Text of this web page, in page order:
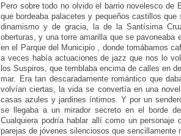
Pero sobre todo no olvido el barrio novelesco de
que bordeaba palacetes y pequeños castillos
dinamismo y de gracia, la de la Santísima
oberturas, y una torre amarilla que se pavoneaba
en el Parque del Municipio , donde tomábamos
a veces había actuaciones de jazz que nos lo
los Suspiros, que temblaba encima de calles en
mar. Era tan descaradamente romántico que
volvían ciertas, la vida se convertía en una
casas azules y jardines íntimos. Y por un
se llegaba a un mirador secreto en el borde
Cualquiera podría hablar allí como un
parejas de jóvenes silenciosos que sencillamente